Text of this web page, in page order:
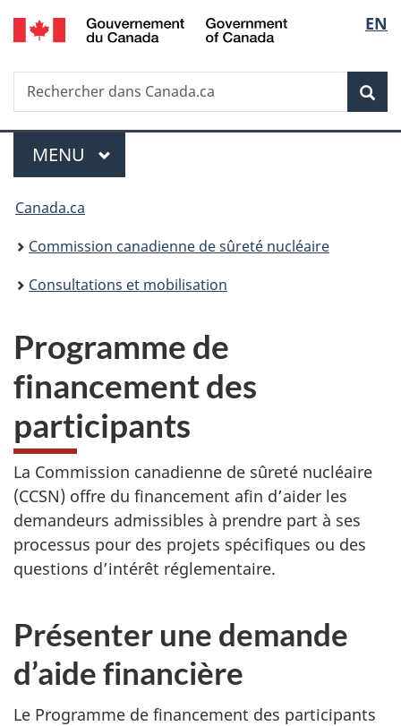
Passer
au
principal
de
la
EN
Recherche
Rechercher
dans
Menu
MENU PRINCIPAL
Vous
êtes
ici
Canada.ca
Commission canadienne de sûreté nucléaire
Consultations et mobilisation
Programme de
financement des
participants
La Commission canadienne de sûreté nucléaire
(CCSN) offre du financement afin d’aider les
demandeurs admissibles à prendre part à ses
processus pour des projets spécifiques ou des
questions d’intérêt réglementaire.
Présenter une demande
d’aide financière
Le Programme de financement des participants